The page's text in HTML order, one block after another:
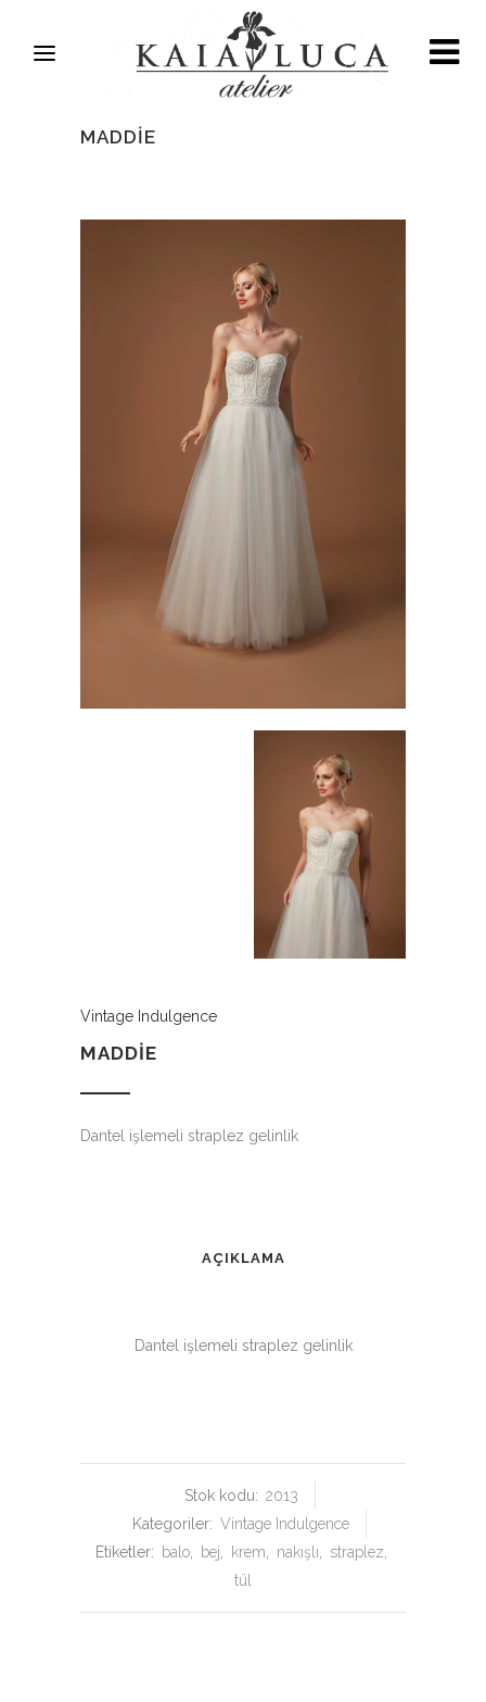
MADDIE
Vintage Indulgence
MADDIE
Dantel işlemeli straplez gelinlik
AÇIKLAMA
Dantel işlemeli straplez gelinlik
Stok kodu: 2013
Kategoriler: Vintage Indulgence
Etiketler:
balo bej krem nakışlı straplez
tül